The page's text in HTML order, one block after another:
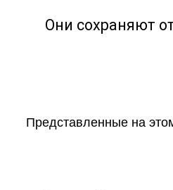
Они сохраняют
Представленные на